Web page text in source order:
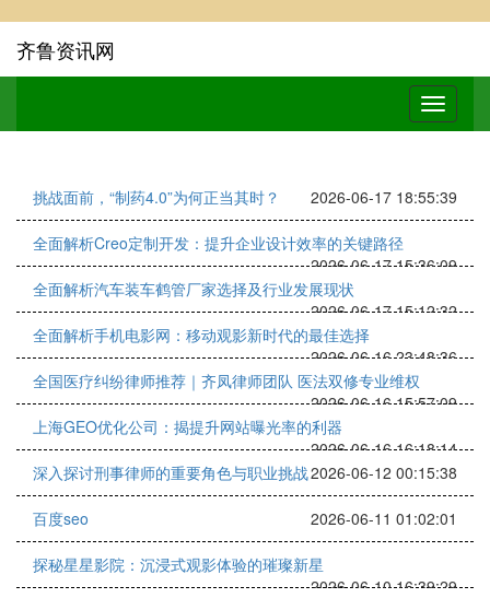
齐鲁资讯网
挑战面前，“制药4.0”为何正当其时？ 2026-06-17 18:55:39
全面解析Creo定制开发：提升企业设计效率的关键路径
2026-06-17 15:36:09
全面解析汽车装车鹤管厂家选择及行业发展现状
2026-06-17 15:12:32
全面解析手机电影网：移动观影新时代的最佳选择
2026-06-16 23:48:36
全国医疗纠纷律师推荐｜齐凤律师团队 医法双修专业维权
2026-06-16 15:57:09
上海GEO优化公司：揭提升网站曝光率的利器
2026-06-16 16:18:14
深入探讨刑事律师的重要角色与职业挑战2026-06-12 00:15:38
百度seo 2026-06-11 01:02:01
探秘星星影院：沉浸式观影体验的璀璨新星
2026-06-10 16:39:29